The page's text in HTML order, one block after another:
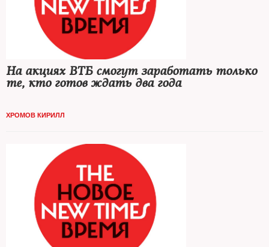
На акциях ВТБ смогут заработать только
те, кто готов ждать два года
ХРОМОВ КИРИЛЛ